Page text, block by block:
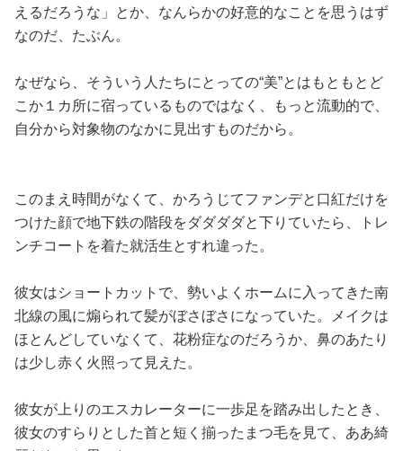
えるだろうな」とか、なんらかの好意的なことを思うはず
なのだ、たぶん。
なぜなら、そういう人たちにとっての“美”とはもともとど
こか１カ所に宿っているものではなく、もっと流動的で、
自分から対象物のなかに見出すものだから。
このまえ時間がなくて、かろうじてファンデと口紅だけを
つけた顔で地下鉄の階段をダダダダと下りていたら、トレ
ンチコートを着た就活生とすれ違った。
彼女はショートカットで、勢いよくホームに入ってきた南
北線の風に煽られて髪がぼさぼさになっていた。メイクは
ほとんどしていなくて、花粉症なのだろうか、鼻のあたり
は少し赤く火照って見えた。
彼女が上りのエスカレーターに一歩足を踏み出したとき、
彼女のすらりとした首と短く揃ったまつ毛を見て、ああ綺